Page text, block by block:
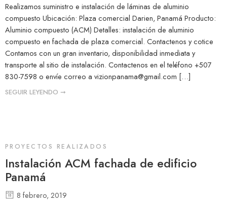
Realizamos suministro e instalación de láminas de aluminio
compuesto Ubicación: Plaza comercial Darien, Panamá Producto:
Aluminio compuesto (ACM) Detalles: instalación de aluminio
compuesto en fachada de plaza comercial. Contactenos y cotice
Contamos con un gran inventario, disponibilidad inmediata y
transporte al sitio de instalación. Contactenos en el teléfono +507
830-7598 o envíe correo a vizionpanama@gmail.com […]
SEGUIR LEYENDO ➞
PROYECTOS REALIZADOS
Instalación ACM fachada de edificio
Panamá
8 febrero, 2019